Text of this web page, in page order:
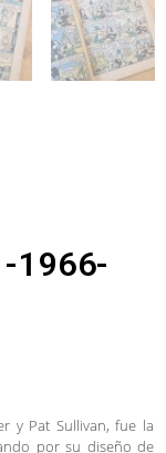
-1966-
y Pat Sullivan, fue la
por su diseño de